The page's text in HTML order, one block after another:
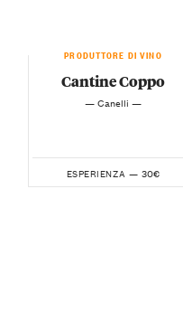
PRODUTTORE DI VINO
Cantine Coppo
— Canelli —
ESPERIENZA — 30€